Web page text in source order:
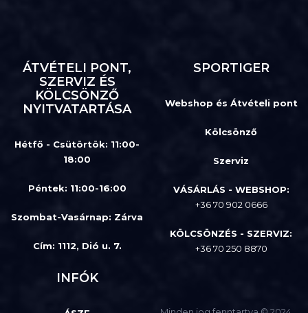
ÁTVÉTELI PONT,
SZERVIZ ÉS
KÖLCSÖNZŐ
NYITVATARTÁSA
Hétfő - Csütörtök: 11:00-
18:00
Péntek: 11:00-16:00
Szombat-Vasárnap: Zárva
Cím: 1112, Dió u. 7.
SPORTIGER
Webshop és Átvételi pont
Kölcsönző
Szerviz
VÁSÁRLÁS - WEBSHOP:
+36 70 902 0666
KÖLCSÖNZÉS - SZERVIZ:
+36 70 250 8870
INFÓK